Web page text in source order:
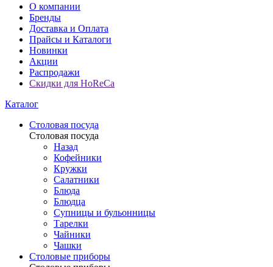
О компании
Бренды
Доставка и Оплата
Прайсы и Каталоги
Новинки
Акции
Распродажи
Скидки для HoReCa
Каталог
Столовая посуда
Столовая посуда
Назад
Кофейники
Кружки
Салатники
Блюда
Блюдца
Супницы и бульонницы
Тарелки
Чайники
Чашки
Cтоловые приборы